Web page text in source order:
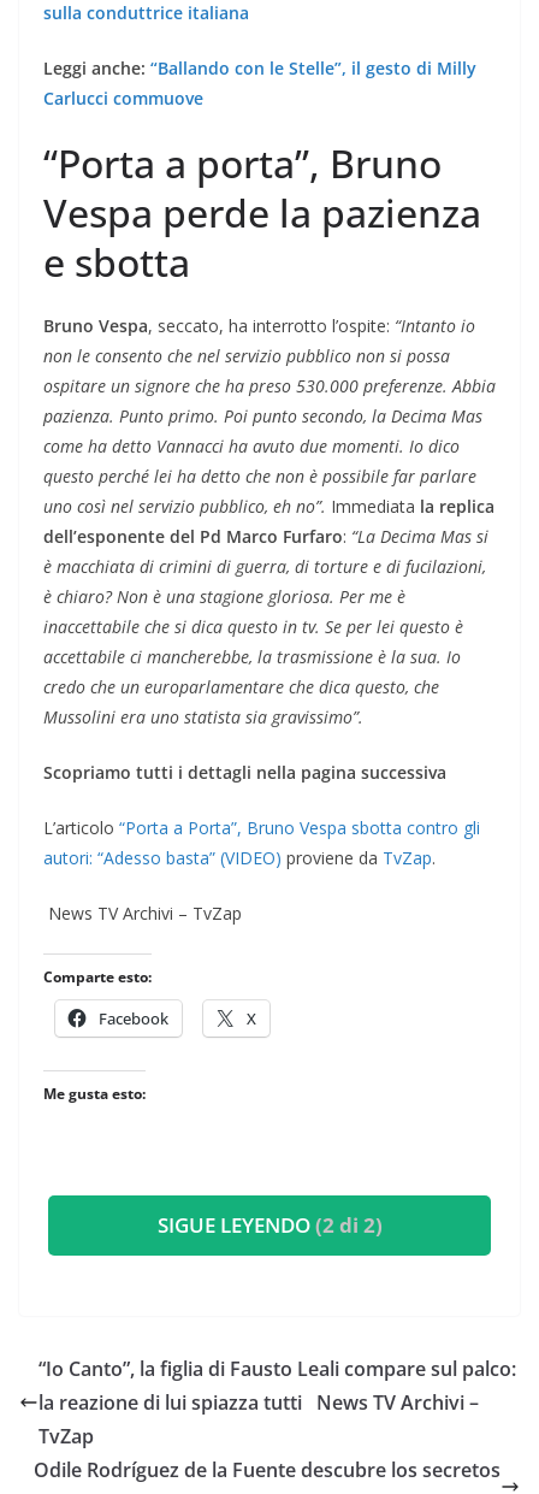
sulla conduttrice italiana
Leggi anche: “Ballando con le Stelle”, il gesto di Milly
Carlucci commuove
“Porta a porta”, Bruno
Vespa perde la pazienza
e sbotta
Bruno Vespa, seccato, ha interrotto l’ospite: “Intanto io
non le consento che nel servizio pubblico non si possa
ospitare un signore che ha preso 530.000 preferenze. Abbia
pazienza. Punto primo. Poi punto secondo, la Decima Mas
come ha detto Vannacci ha avuto due momenti. Io dico
questo perché lei ha detto che non è possibile far parlare
uno così nel servizio pubblico, eh no”. Immediata la replica
dell’esponente del Pd Marco Furfaro: “La Decima Mas si
è macchiata di crimini di guerra, di torture e di fucilazioni,
è chiaro? Non è una stagione gloriosa. Per me è
inaccettabile che si dica questo in tv. Se per lei questo è
accettabile ci mancherebbe, la trasmissione è la sua. Io
credo che un europarlamentare che dica questo, che
Mussolini era uno statista sia gravissimo”.
Scopriamo tutti i dettagli nella pagina successiva
L’articolo “Porta a Porta”, Bruno Vespa sbotta contro gli
autori: “Adesso basta” (VIDEO) proviene da TvZap.
​ News TV Archivi – TvZap
Comparte esto:
Facebook X
Me gusta esto:
SIGUE LEYENDO(2 di 2)
“Io Canto”, la figlia di Fausto Leali compare sul palco:
la reazione di lui spiazza tutti ​News TV Archivi –
TvZap
​Odile Rodríguez de la Fuente descubre los secretos